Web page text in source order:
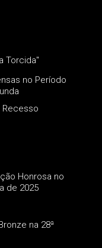
Torcida"
no Período
Recesso
Honrosa no
de 2025
na 28ª